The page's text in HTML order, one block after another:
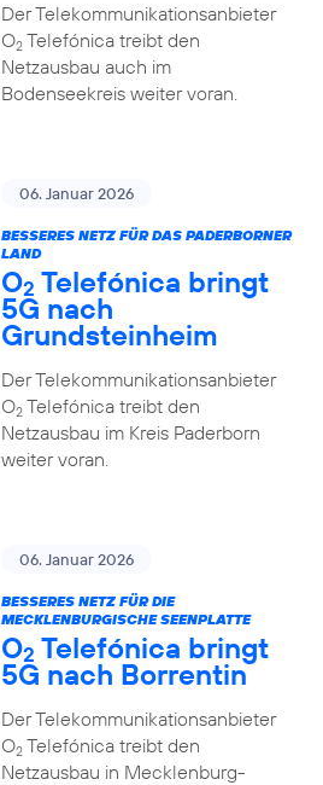
Der Telekommunikationsanbieter
O2Telefónica treibt den
Netzausbau auch im
Bodenseekreis weiter voran.
06. Januar 2026
BESSERES NETZ FÜR DAS PADERBORNER
LAND
O2 Telefónica bringt
5G nach
Grundsteinheim
Der Telekommunikationsanbieter
O2Telefónica treibt den
Netzausbau im Kreis Paderborn
weiter voran.
06. Januar 2026
BESSERES NETZ FÜR DIE
MECKLENBURGISCHE SEENPLATTE
O2 Telefónica bringt
5G nach Borrentin
Der Telekommunikationsanbieter
O2Telefónica treibt den
Netzausbau in Mecklenburg-